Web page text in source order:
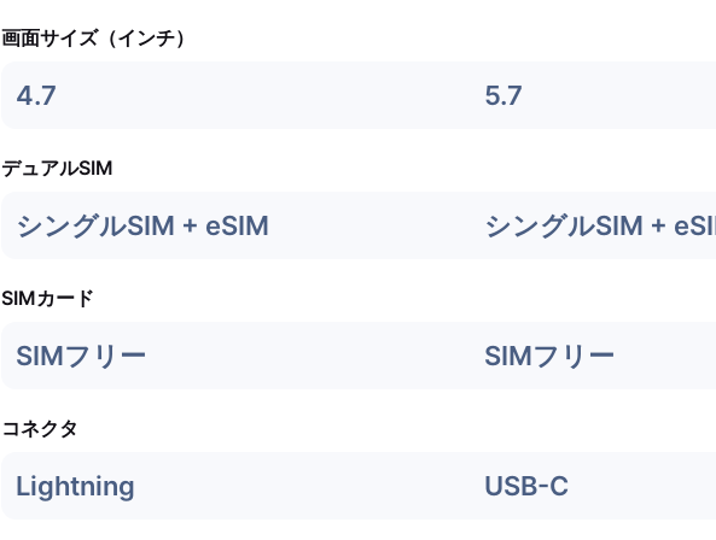
画面サイズ（インチ）
4.7 5.7
デュアルSIM
シングルSIM + eSIM シングルSIM +
SIMカード
SIMフリー SIMフリー
コネクタ
Lightning USB-C